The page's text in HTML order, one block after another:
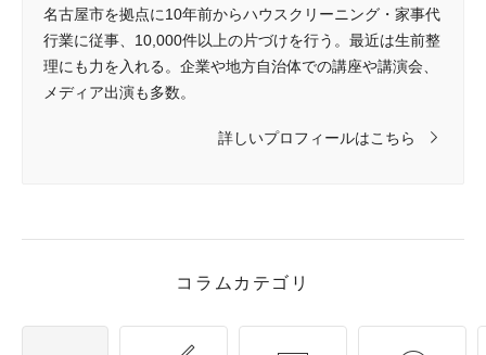
名古屋市を拠点に10年前からハウスクリーニング・家事代
行業に従事、10,000件以上の片づけを行う。最近は生前整
理にも力を入れる。企業や地方自治体での講座や講演会、
メディア出演も多数。
詳しいプロフィールはこちら
コラムカテゴリ